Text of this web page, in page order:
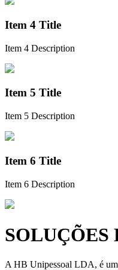
Item 4 Title
Item 4 Description
Item 5 Title
Item 5 Description
Item 6 Title
Item 6 Description
SOLUÇÕES
A HB Unipessoal LDA, é